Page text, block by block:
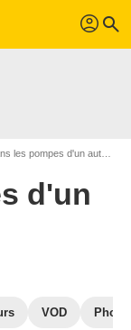
profil search
les pompes d'un autre de Donald Petrie
d'un
VOD